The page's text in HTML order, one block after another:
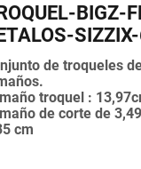
BIGZ-
de troqueles
troquel :
de corte de
cm